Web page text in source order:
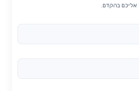
אליכם בהקדם.